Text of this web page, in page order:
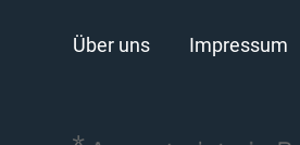
Über uns Impressum